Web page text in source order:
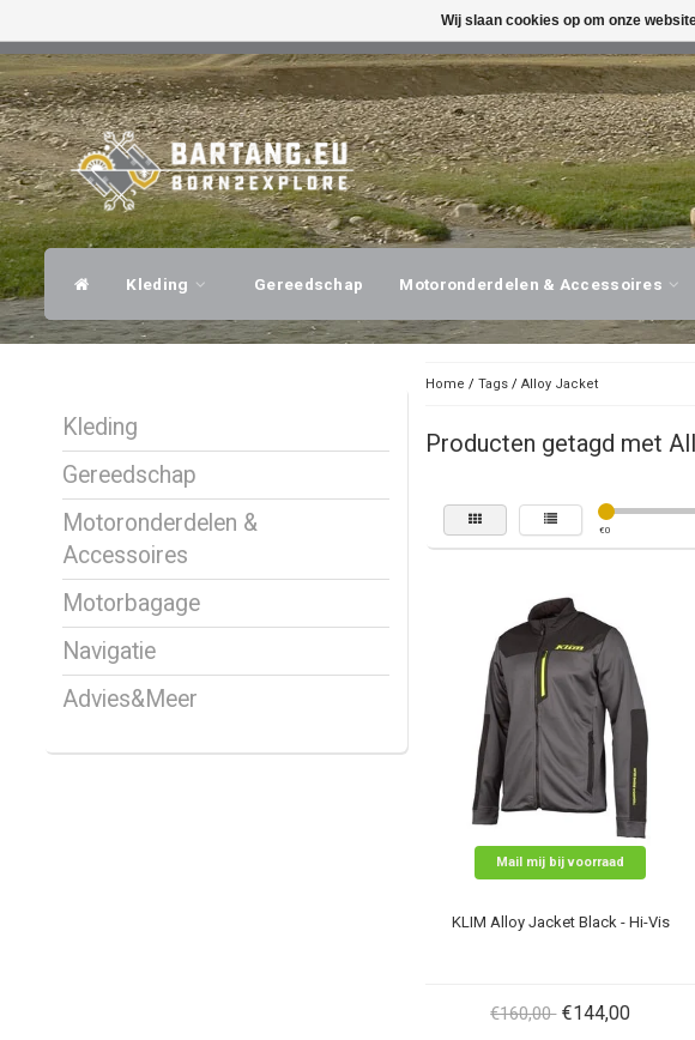
DESKUNDIG ADVIES,
Kleding Gereedschap Motoronderdelen & Accessoires
Kleding
Gereedschap
Motoronderdelen &
Accessoires
Motorbagage
Navigatie
Advies&Meer
Home / Tags/ Alloy Jacket
Producten getagd met
€0
Mail mij bij voorraad
KLIM Alloy Jacket Black - Hi-Vis
€160,00 €144,00
Wij slaan cookies op om onze